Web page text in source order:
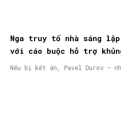
Nga truy tố nhà sáng
với cáo buộc hỗ trợ
nã quốc tế
Nếu bị kết án, Pavel Durov –